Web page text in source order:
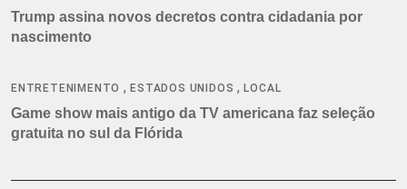
Trump assina novos decretos contra cidadania por
nascimento
ENTRETENIMENTO ,ESTADOS UNIDOS ,LOCAL
Game show mais antigo da TV americana faz seleção
gratuita no sul da Flórida